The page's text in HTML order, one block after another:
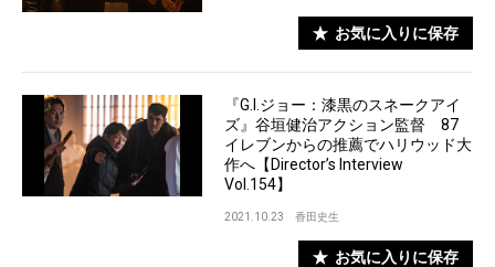
お気に入りに保存
『G.I.ジョー：漆黒のスネークアイ
ズ』谷垣健治アクション監督 87
イレブンからの推薦でハリウッド大
作へ【Director’s Interview
Vol.154】
2021.10.23 香田史生
お気に入りに保存